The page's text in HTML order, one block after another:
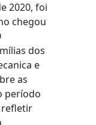
2020, foi
chegou
dos
e
as
período
refletir